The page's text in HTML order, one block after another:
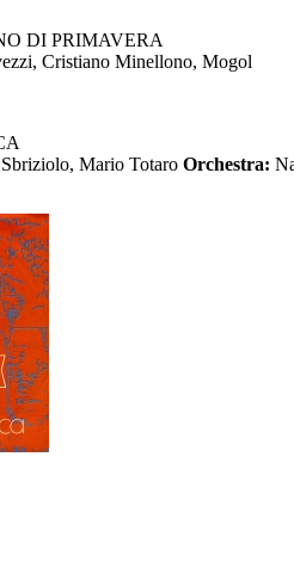
DI PRIMAVERA
Cristiano Minellono, Mogol
Mario Totaro Orchestra: